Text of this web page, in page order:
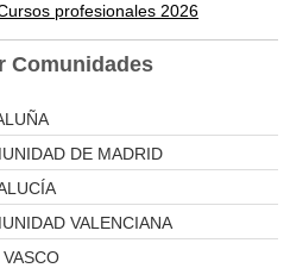
profesionales 2026
Comunidades
DE MADRID
VALENCIANA
VASCO